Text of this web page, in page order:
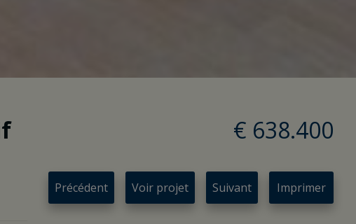
€ 638.400
Précédent Voir projet Suivant Imprimer